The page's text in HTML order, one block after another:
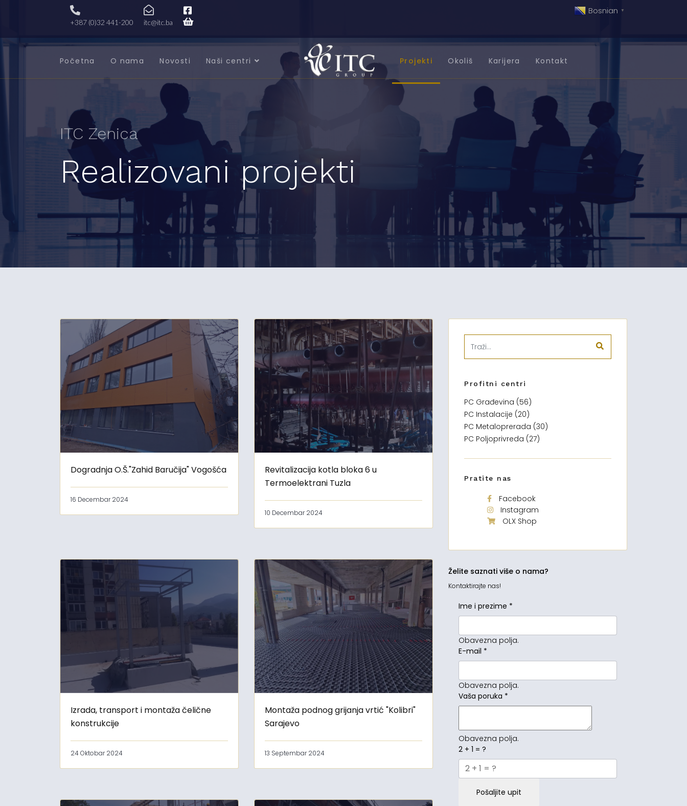
+387 (0)32 441-200 itc@itc.ba
Bosnian ▼
Početna O nama Novosti Naši centri Projekti Okoliš Karijera Kontakt
ITC Zenica
Realizovani projekti
Dogradnja O.Š."Zahid Baručija" Vogošća
16 Decembar 2024
Revitalizacija kotla bloka 6 u
Termoelektrani Tuzla
10 Decembar 2024
Izrada, transport i montaža čelične
konstrukcije
24 Oktobar 2024
Montaža podnog grijanja vrtić "Kolibri"
Sarajevo
13 Septembar 2024
Profitni centri
PC Građevina (56)
PC Instalacije (20)
PC Metaloprerada (30)
PC Poljoprivreda (27)
Pratite nas
Facebook
Instagram
OLX Shop
Želite saznati više o nama?
Kontaktirajte nas!
Ime i prezime *
Obavezna polja.
E-mail *
Obavezna polja.
Vaša poruka *
Obavezna polja.
2 + 1 = ?
Pošaljite upit